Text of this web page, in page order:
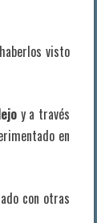
visto
y a través
en
con otras